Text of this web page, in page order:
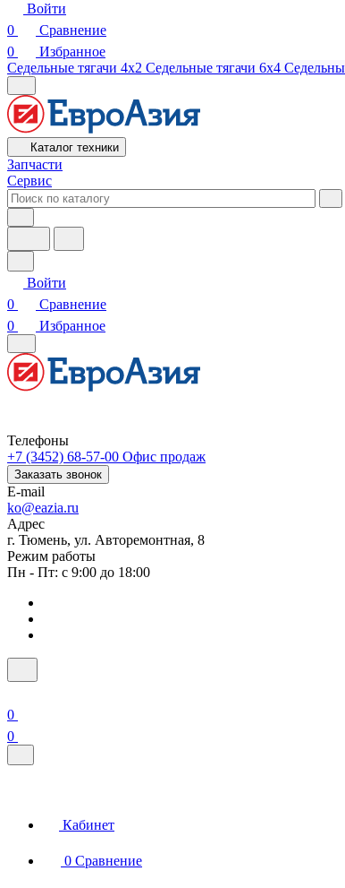
Войти
0
Сравнение
0
Избранное
Седельные тягачи 4х2 Седельные тягачи 6х4
Каталог техники
Запчасти
Сервис
Войти
0
Сравнение
0
Избранное
Телефоны
+7 (3452) 68-57-00 Офис продаж
Заказать звонок
E-mail
ko@eazia.ru
Адрес
г. Тюмень, ул. Авторемонтная, 8
Режим работы
Пн - Пт: с 9:00 до 18:00
0
0
Кабинет
0 Сравнение